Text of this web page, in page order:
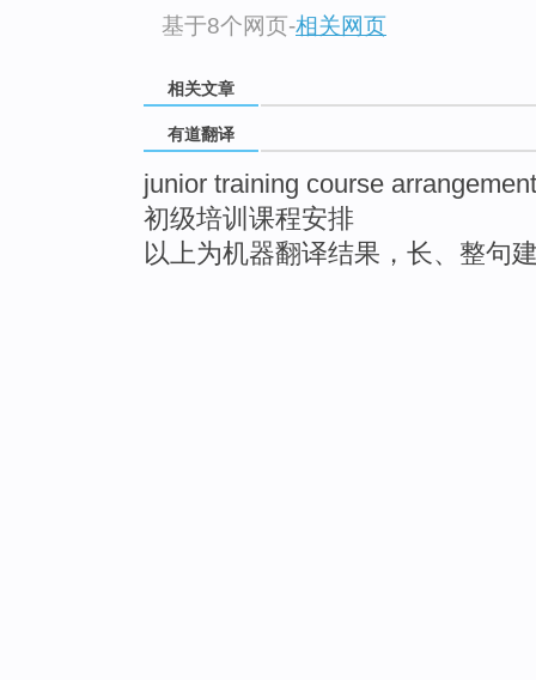
基于8个网页-相关网页
相关文章
有道翻译
junior training course arrangement
初级培训课程安排
以上为机器翻译结果，长、整句